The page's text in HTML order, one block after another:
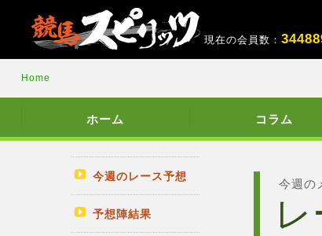
現在の会員数：34488
Home
ホーム コラム
今週のレース予想
予想陣結果
今週の